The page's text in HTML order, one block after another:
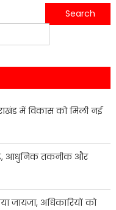
रिक्शों में महिलाओं को बनाती थी शिकार, मथुरा की चोरनी हल्द्वानी में पकड़ी गई
में विकास को मिली नई
आधुनिक तकनीक और
जायजा, अधिकारियों को